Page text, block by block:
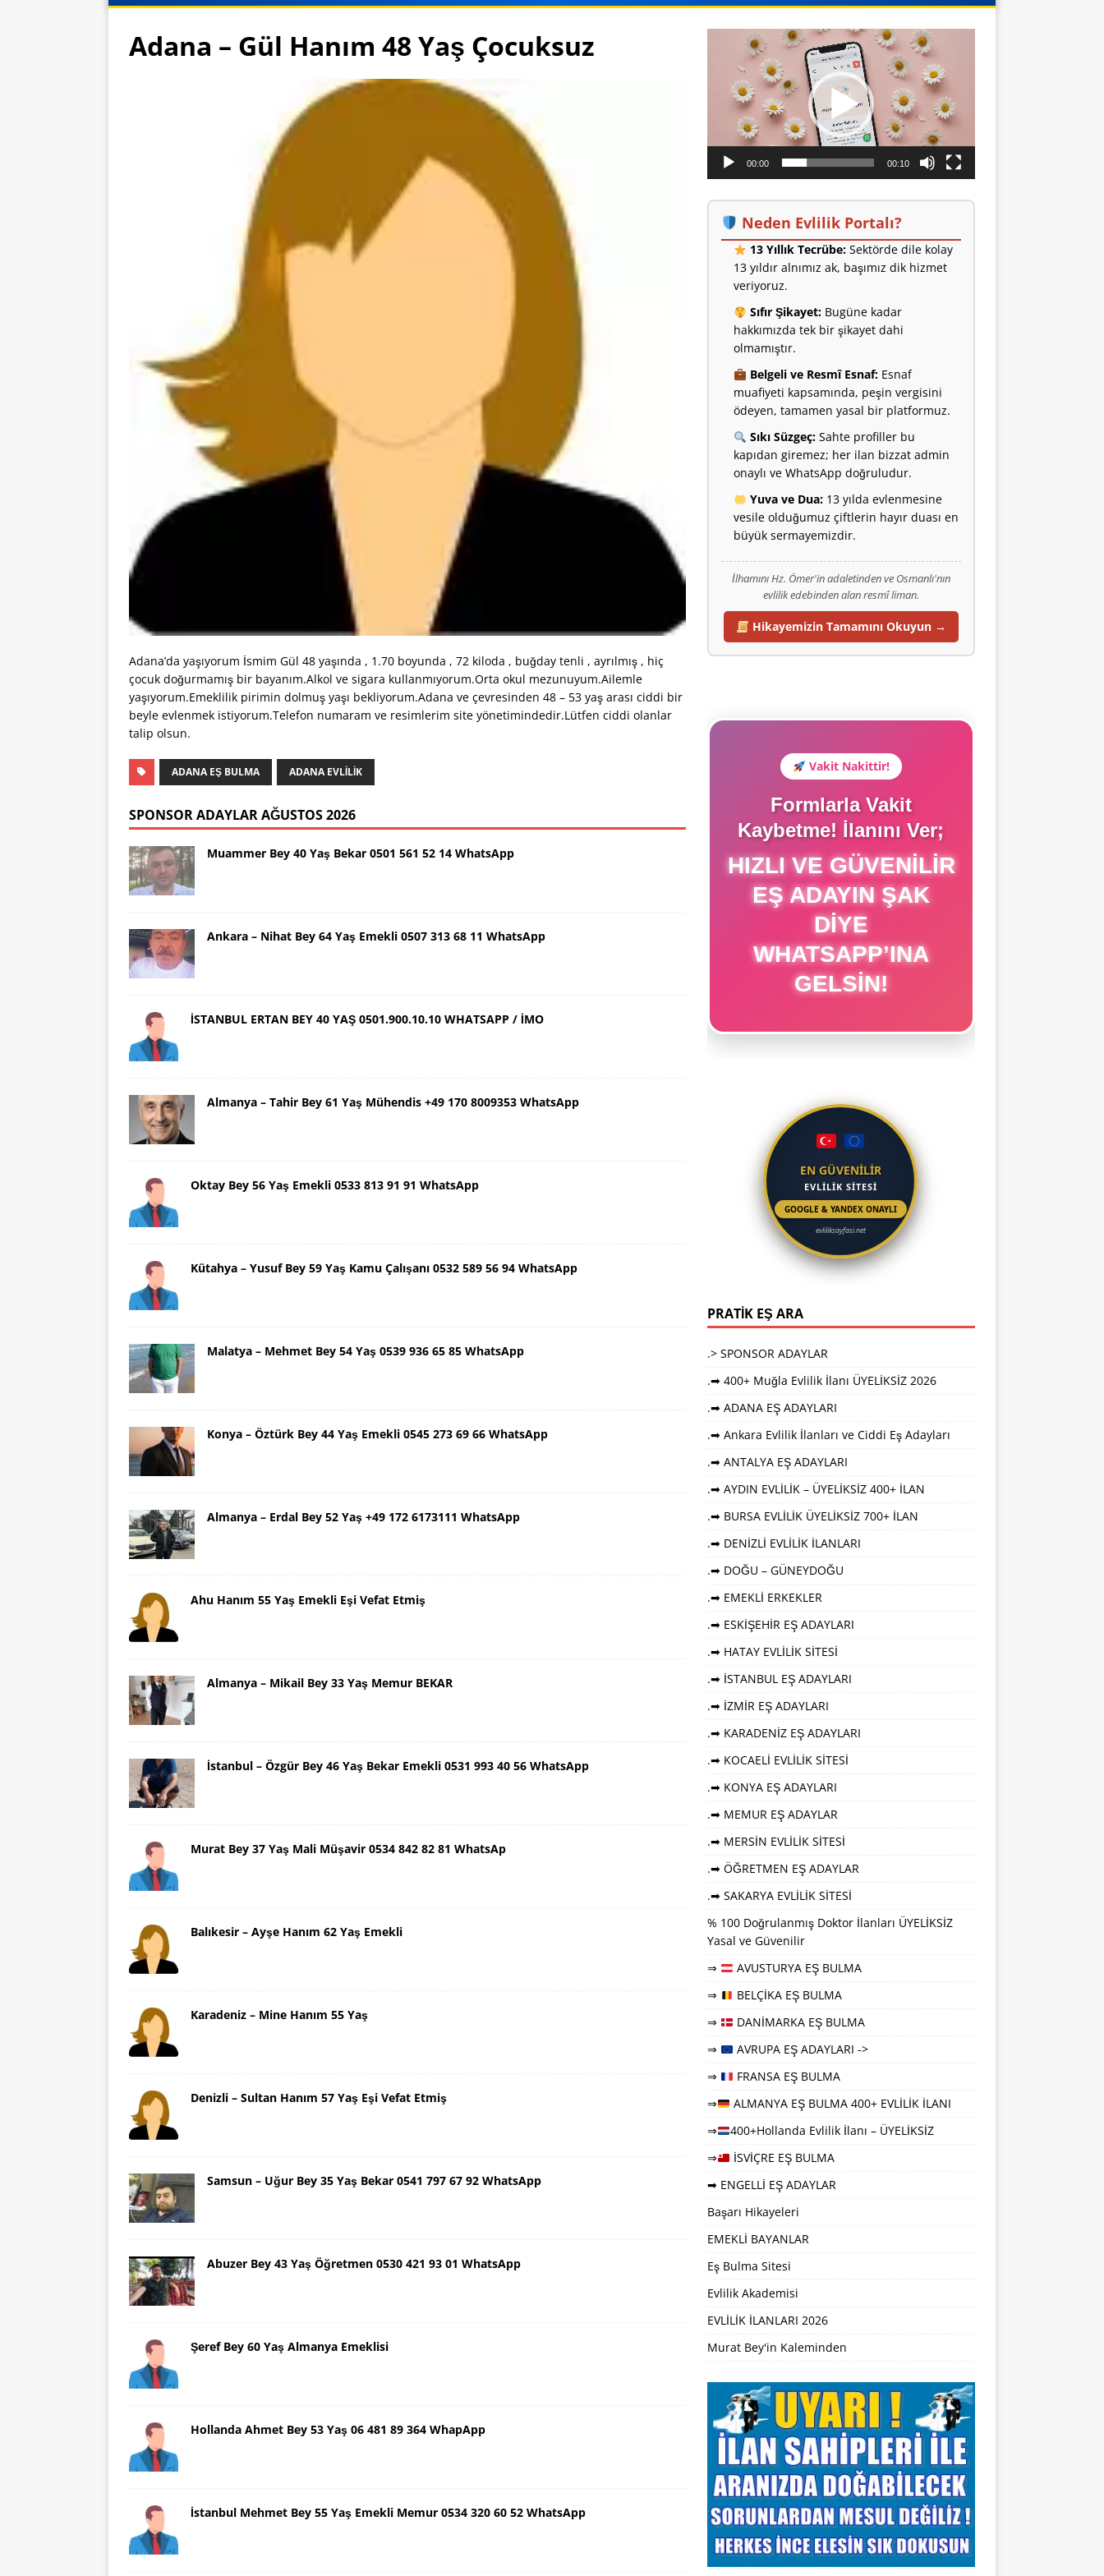
Adana – Gül Hanım 48 Yaş Çocuksuz
Adana’da yaşıyorum İsmim Gül 48 yaşında , 1.70 boyunda , 72 kiloda , buğday tenli , ayrılmış , hiç
çocuk doğurmamış bir bayanım.Alkol ve sigara kullanmıyorum.Orta okul mezunuyum.Ailemle
yaşıyorum.Emeklilik pirimin dolmuş yaşı bekliyorum.Adana ve çevresinden 48 – 53 yaş arası ciddi bir
beyle evlenmek istiyorum.Telefon numaram ve resimlerim site yönetimindedir.Lütfen ciddi olanlar
talip olsun.
ADANA EŞ BULMA ADANA EVLİLİK
SPONSOR ADAYLAR AĞUSTOS 2026
Muammer Bey 40 Yaş Bekar 0501 561 52 14 WhatsApp
Ankara – Nihat Bey 64 Yaş Emekli 0507 313 68 11 WhatsApp
İSTANBUL ERTAN BEY 40 YAŞ 0501.900.10.10 WHATSAPP / İMO
Almanya – Tahir Bey 61 Yaş Mühendis +49 170 8009353 WhatsApp
Oktay Bey 56 Yaş Emekli 0533 813 91 91 WhatsApp
Kütahya – Yusuf Bey 59 Yaş Kamu Çalışanı 0532 589 56 94 WhatsApp
Malatya – Mehmet Bey 54 Yaş 0539 936 65 85 WhatsApp
Konya – Öztürk Bey 44 Yaş Emekli 0545 273 69 66 WhatsApp
Almanya – Erdal Bey 52 Yaş +49 172 6173111 WhatsApp
Ahu Hanım 55 Yaş Emekli Eşi Vefat Etmiş
Almanya – Mikail Bey 33 Yaş Memur BEKAR
İstanbul – Özgür Bey 46 Yaş Bekar Emekli 0531 993 40 56 WhatsApp
Murat Bey 37 Yaş Mali Müşavir 0534 842 82 81 WhatsAp
Balıkesir – Ayşe Hanım 62 Yaş Emekli
Karadeniz – Mine Hanım 55 Yaş
Denizli – Sultan Hanım 57 Yaş Eşi Vefat Etmiş
Samsun – Uğur Bey 35 Yaş Bekar 0541 797 67 92 WhatsApp
Abuzer Bey 43 Yaş Öğretmen 0530 421 93 01 WhatsApp
Şeref Bey 60 Yaş Almanya Emeklisi
Hollanda Ahmet Bey 53 Yaş 06 481 89 364 WhapApp
İstanbul Mehmet Bey 55 Yaş Emekli Memur 0534 320 60 52 WhatsApp
oynatıcı
00:00 00:10
Neden Evlilik Portalı?
13 Yıllık Tecrübe:Sektörde dile kolay
13 yıldır alnımız ak, başımız dik hizmet
veriyoruz.
Sıfır Şikayet:Bugüne kadar
hakkımızda tek bir şikayet dahi
olmamıştır.
Belgeli ve Resmî Esnaf:Esnaf
muafiyeti kapsamında, peşin vergisini
ödeyen, tamamen yasal bir platformuz.
Sıkı Süzgeç:Sahte profiller bu
kapıdan giremez; her ilan bizzat admin
onaylı ve WhatsApp doğruludur.
Yuva ve Dua:13 yılda evlenmesine
vesile olduğumuz çiftlerin hayır duası en
büyük sermayemizdir.
İlhamını Hz. Ömer'in adaletinden ve Osmanlı'nın
evlilik edebinden alan resmî liman.
Hikayemizin Tamamını Okuyun →
Vakit Nakittir!
Formlarla Vakit
Kaybetme! İlanını Ver;
HIZLI VE GÜVENILIR
EŞ ADAYIN ŞAK
DIYE
WHATSAPP’INA
GELSIN!
EN GÜVENİLİR
EVLİLİK SİTESİ
GOOGLE & YANDEX ONAYLI
PRATİK EŞ ARA
.> SPONSOR ADAYLAR
.➡ 400+ Muğla Evlilik İlanı ÜYELİKSİZ 2026
.➡ ADANA EŞ ADAYLARI
.➡ Ankara Evlilik İlanları ve Ciddi Eş Adayları
.➡ ANTALYA EŞ ADAYLARI
.➡ AYDIN EVLİLİK – ÜYELİKSİZ 400+ İLAN
.➡ BURSA EVLİLİK ÜYELİKSİZ 700+ İLAN
.➡ DENİZLİ EVLİLİK İLANLARI
.➡ DOĞU – GÜNEYDOĞU
.➡ EMEKLİ ERKEKLER
.➡ ESKİŞEHİR EŞ ADAYLARI
.➡ HATAY EVLİLİK SİTESİ
.➡ İSTANBUL EŞ ADAYLARI
.➡ İZMİR EŞ ADAYLARI
.➡ KARADENİZ EŞ ADAYLARI
.➡ KOCAELİ EVLİLİK SİTESİ
.➡ KONYA EŞ ADAYLARI
.➡ MEMUR EŞ ADAYLAR
.➡ MERSİN EVLİLİK SİTESİ
.➡ ÖĞRETMEN EŞ ADAYLAR
.➡ SAKARYA EVLİLİK SİTESİ
% 100 Doğrulanmış Doktor İlanları ÜYELİKSİZ
Yasal ve Güvenilir
⇒
AVUSTURYA EŞ BULMA
⇒
BELÇİKA EŞ BULMA
⇒
DANİMARKA EŞ BULMA
⇒
AVRUPA EŞ ADAYLARI ->
⇒
FRANSA EŞ BULMA
⇒
ALMANYA EŞ BULMA 400+ EVLİLİK İLANI
⇒
400+Hollanda Evlilik İlanı – ÜYELİKSİZ
⇒
İSVİÇRE EŞ BULMA
➡ ENGELLİ EŞ ADAYLAR
Başarı Hikayeleri
EMEKLİ BAYANLAR
Eş Bulma Sitesi
Evlilik Akademisi
EVLİLİK İLANLARI 2026
Murat Bey'in Kaleminden